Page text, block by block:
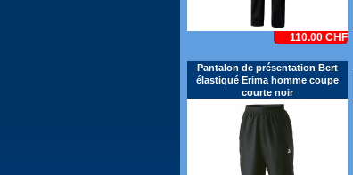
110.00 CHF
Pantalon de présentation Bert
élastiqué Erima homme coupe
courte noir